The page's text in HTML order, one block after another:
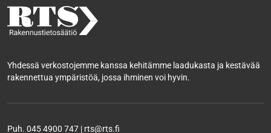
Yhdessä verkostojemme kanssa kehitämme laadukasta ja kestävää
rakennettua ympäristöä, jossa ihminen voi hyvin.
Puh. 045 4900 747 | rts@rts.fi